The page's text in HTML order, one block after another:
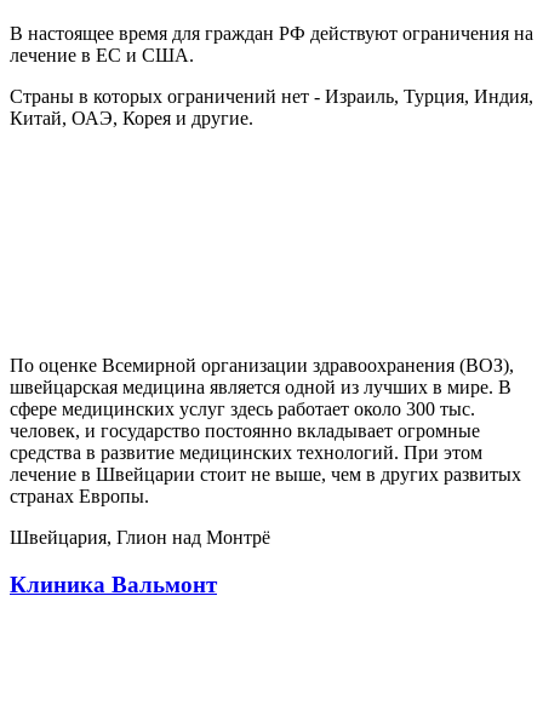
В настоящее время для граждан РФ действуют ограничения на
лечение в ЕС и США.
Страны в которых ограничений нет - Израиль, Турция, Индия,
Китай, ОАЭ, Корея и другие.
По оценке Всемирной организации здравоохранения (ВОЗ),
швейцарская медицина является одной из лучших в мире. В
сфере медицинских услуг здесь работает около 300 тыс.
человек, и государство постоянно вкладывает огромные
средства в развитие медицинских технологий. При этом
лечение в Швейцарии стоит не выше, чем в других развитых
странах Европы.
Швейцария, Глион над Монтрё
Клиника Вальмонт